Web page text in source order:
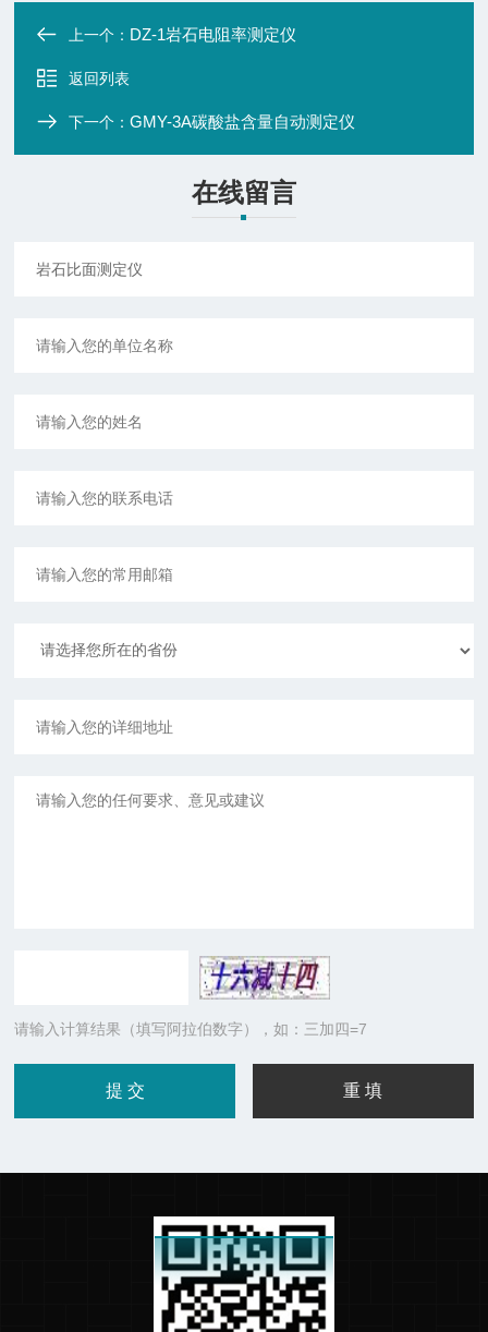
上一个： DZ-1岩石电阻率测定仪
返回列表
下一个：GMY-3A碳酸盐含量自动测定仪
在线留言
请输入计算结果（填写阿拉伯数字），如：三加四=7